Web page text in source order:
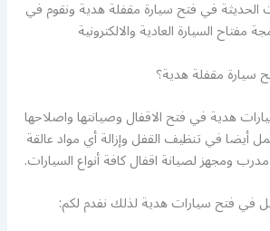
الحديثة في فتح سيارة مقفلة هدية ونقوم في
مفتاح السيارة العادية والالكترونية
سيارة مقفلة هدية؟
هدية في فتح الاقفال وصيانتها واصلاحها
أيضا في تنظيف القفل وإزالة أي مواد عالقة
ومجهز لصيانة اقفال كافة أنواع السيارات.
في فتح سيارات هدية لذلك نفدم لكم: